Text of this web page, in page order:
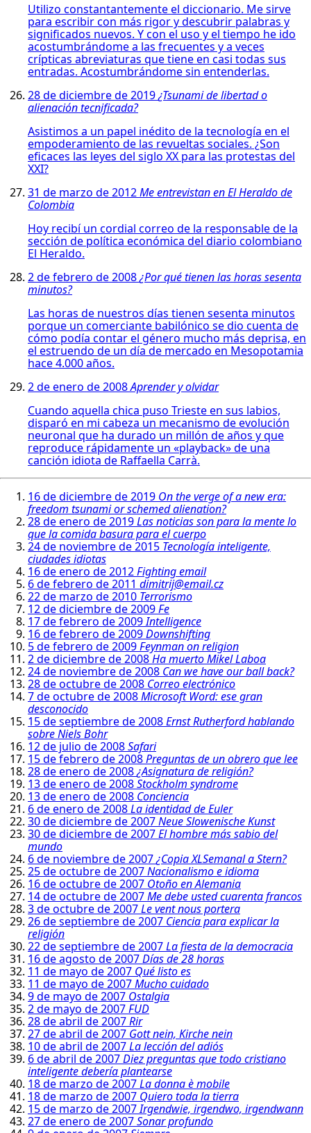
Utilizo constantantemente el diccionario. Me sirve
para escribir con más rigor y descubrir palabras y
significados nuevos. Y con el uso y el tiempo he ido
acostumbrándome a las frecuentes y a veces
crípticas abreviaturas que tiene en casi todas sus
entradas. Acostumbrándome sin entenderlas.
28 de diciembre de 2019¿Tsunami de libertad o
alienación tecnificada?
Asistimos a un papel inédito de la tecnología en el
empoderamiento de las revueltas sociales. ¿Son
eficaces las leyes del siglo XX para las protestas del
XXI?
31 de marzo de 2012Me entrevistan en El Heraldo de
Colombia
Hoy recibí un cordial correo de la responsable de la
sección de política económica del diario colombiano
El Heraldo.
2 de febrero de 2008¿Por qué tienen las horas sesenta
minutos?
Las horas de nuestros días tienen sesenta minutos
porque un comerciante babilónico se dio cuenta de
cómo podía contar el género mucho más deprisa, en
el estruendo de un día de mercado en Mesopotamia
hace 4.000 años.
2 de enero de 2008Aprender y olvidar
Cuando aquella chica puso Trieste en sus labios,
disparó en mi cabeza un mecanismo de evolución
neuronal que ha durado un millón de años y que
reproduce rápidamente un «playback» de una
canción idiota de Raffaella Carrà.
16 de diciembre de 2019 On the verge of a new era:
freedom tsunami or schemed alienation?
28 de enero de 2019Las noticias son para la mente lo
que la comida basura para el cuerpo
24 de noviembre de 2015 Tecnología inteligente,
ciudades idiotas
16 de enero de 2012Fighting email
6 de febrero de 2011 dimitrij@email.cz
22 de marzo de 2010 Terrorismo
12 de diciembre de 2009Fe
17 de febrero de 2009Intelligence
16 de febrero de 2009Downshifting
5 de febrero de 2009Feynman on religion
2 de diciembre de 2008Ha muerto Mikel Laboa
24 de noviembre de 2008 Can we have our ball back?
28 de octubre de 2008 Correo electrónico
7 de octubre de 2008Microsoft Word: ese gran
desconocido
15 de septiembre de 2008Ernst Rutherford hablando
sobre Niels Bohr
12 de julio de 2008Safari
15 de febrero de 2008Preguntas de un obrero que lee
28 de enero de 2008¿Asignatura de religión?
13 de enero de 2008Stockholm syndrome
13 de enero de 2008 Conciencia
6 de enero de 2008La identidad de Euler
30 de diciembre de 2007Neue Slowenische Kunst
30 de diciembre de 2007El hombre más sabio del
mundo
6 de noviembre de 2007¿Copia XLSemanal a Stern?
25 de octubre de 2007Nacionalismo e idioma
16 de octubre de 2007 Otoño en Alemania
14 de octubre de 2007Me debe usted cuarenta francos
3 de octubre de 2007Le vent nous portera
26 de septiembre de 2007 Ciencia para explicar la
religión
22 de septiembre de 2007La fiesta de la democracia
16 de agosto de 2007Días de 28 horas
11 de mayo de 2007 Qué listo es
11 de mayo de 2007Mucho cuidado
9 de mayo de 2007 Ostalgia
2 de mayo de 2007FUD
28 de abril de 2007Rir
27 de abril de 2007 Gott nein, Kirche nein
10 de abril de 2007La lección del adiós
6 de abril de 2007Diez preguntas que todo cristiano
inteligente debería plantearse
18 de marzo de 2007La donna è mobile
18 de marzo de 2007 Quiero toda la tierra
15 de marzo de 2007Irgendwie, irgendwo, irgendwann
27 de enero de 2007Sonar profundo